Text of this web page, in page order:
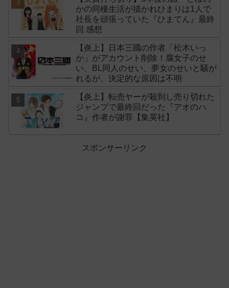
かの同棲生活が描かれひまりは1人で
社長を頑張っていた『ひまてん』最終
回 感想
【炎上】日本三國の作者「松木いっ
か」がアカウント削除！腐女子のせ
い、BL同人のせい、夢女のせいと騒が
れるが、決定的な原因は不明
【炎上】転売ヤーが殺到し売り切れた
ジャンプで最終回だった『アオのハ
コ』作者が謝罪【集英社】
スポンサーリンク